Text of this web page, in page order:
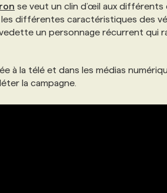
se veut un clin d’œil aux différents
les différentes caractéristiques des
un personnage récurrent qui
à la télé et dans les médias
la campagne.